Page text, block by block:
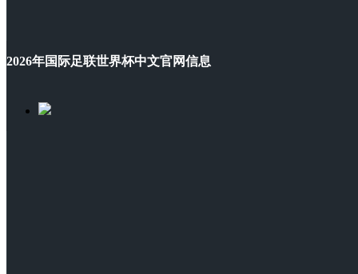
2026年国际足联世界杯中文官网信息